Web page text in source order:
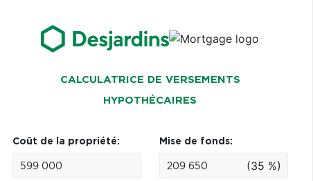
CALCULATRICE DE VERSEMENTS
HYPOTHÉCAIRES
Coût de la propriété: Mise de fonds:
(35 %)